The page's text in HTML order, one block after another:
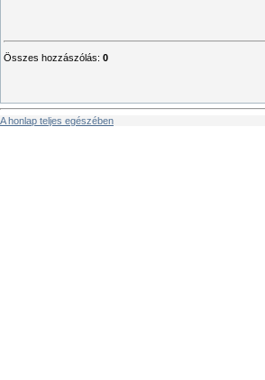
Összes hozzászólás: 0
A honlap teljes egészében